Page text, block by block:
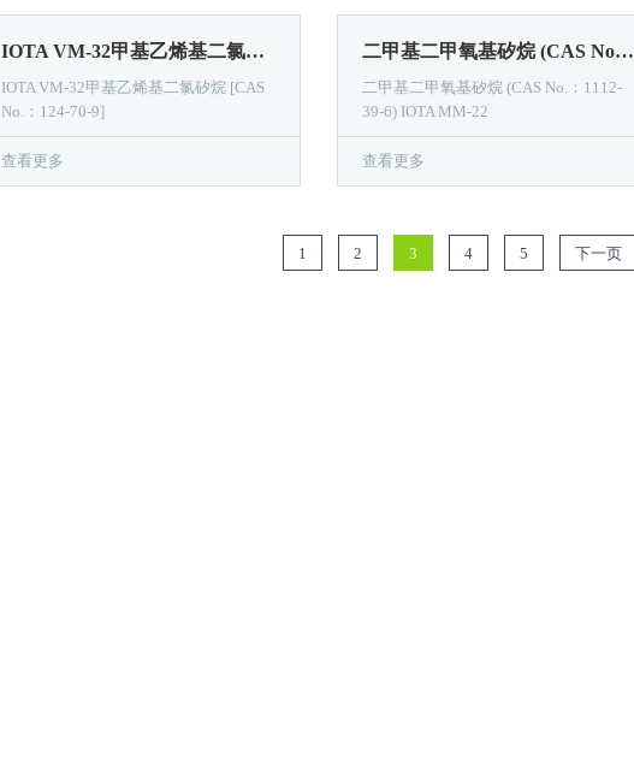
IOTA VM-32甲基乙烯基二氯矽烷 [CAS No.：124-70-9]
IOTA VM-32甲基乙烯基二氯矽烷 [CAS
No.：124-70-9]
查看更多
二甲基二甲氧基矽烷 (CAS No.：1112-39-6) IOTA MM-22
二甲基二甲氧基矽烷 (CAS No.：1112-
39-6) IOTA MM-22
查看更多
1 2 3 4 5 下一页